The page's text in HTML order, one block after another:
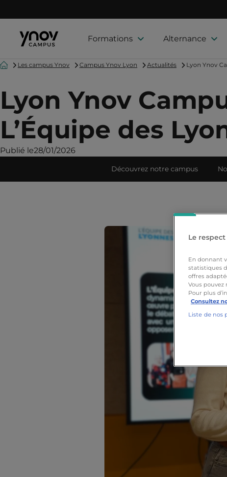
Formations Alternance
AccueilLes campus Ynov Campus Ynov Lyon Actualités Lyon Ynov
Lyon Ynov
L’Équipe des
Publié le28/01/2026
Découvrez notre campus
Le
En donnant
statistiques
offres
Vous pouvez
Pour plus
Consultez
Liste de nos